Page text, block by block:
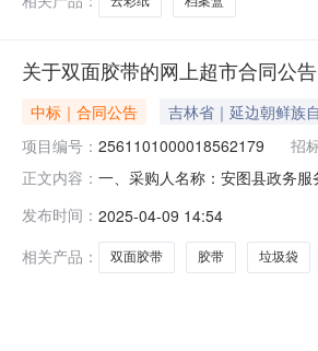
关于双面胶带的网上超市合同公告
中标｜合同公告 吉林省｜延边朝鲜族
项目编号： 2561101000018562179 招
正文内容： 一、采购人名称：安图县政务
泡胶得力/deliJL114卷5.006302
发布时间： 2025-04-09 14:54
相关产品：
双面胶带 胶带 垃圾袋